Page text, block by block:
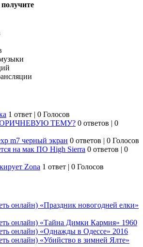
1 ответ | 0 Голосов
ТЕМУ? 0 ответов | 0
m7 черный экран 0 ответов | 0 Голосов
на мак ПО High Sierra 0 ответов | 0
Zona 1 ответ | 0 Голосов
онлайн) «Праздник новогодней елки»
онлайн) «Тайна Димки Кармия» 1960
онлайн) «Однажды в Одессе» 2016
онлайн) «Убийство в зимней Ялте»